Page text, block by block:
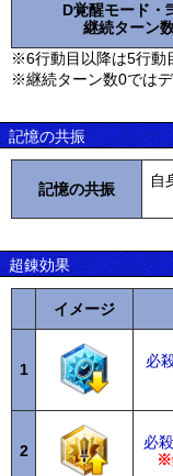
D覚醒モード・
継続ターン
※6行動目以降は5行動
※継続ターン数0では
記憶の共振
記憶の共振
自
超錬効果
イメージ
1
必
2
必
※